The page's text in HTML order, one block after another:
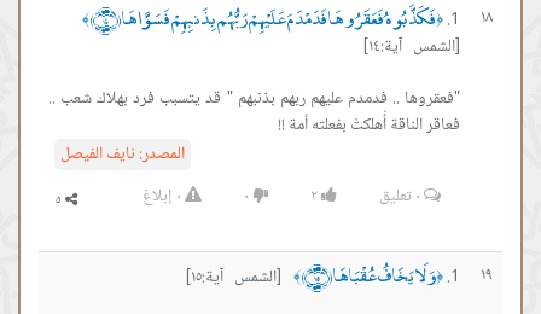
١٨ ﴿فَكَذَّبُوهُ فَعَقَرُوهَا فَدَمْدَمَ عَلَيْهِمْ رَبُّهُم بِذَنبِهِمْ فَسَوَّاهَا ﴿١٤﴾ ﴾
[الشمس آية:١٤]
"فعقروها .. فدمدم عليهم ربهم بذنبهم " قد يتسبب فرد بهلاك شعب ..
فعاقر الناقة أُهلكتْ بفعلته أمة !!
المصدر:نايف الفيصل
٠تعليق ٢ ٠ ٠ إبلاغ
١٩ ﴿وَلَا يَخَافُ عُقْبَاهَا ﴿١٥﴾ ﴾
[الشمس آية:١٥]